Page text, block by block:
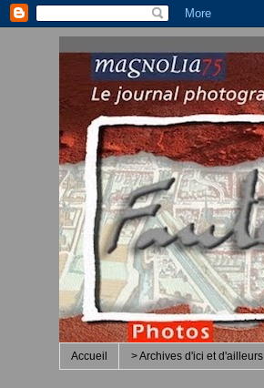
Accueil > Archives d'ici et d'ailleurs